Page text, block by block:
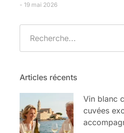
19 mai 2026
Articles récents
Vin blanc
cuvées